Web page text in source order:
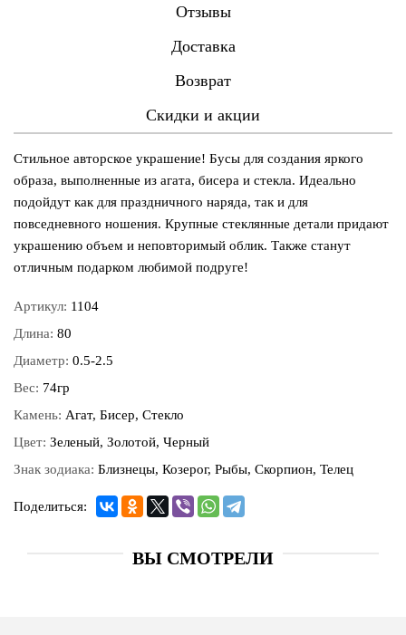
Отзывы
Доставка
Возврат
Скидки и акции
Стильное авторское украшение! Бусы для создания яркого
образа, выполненные из агата, бисера и стекла. Идеально
подойдут как для праздничного наряда, так и для
повседневного ношения. Крупные стеклянные детали придают
украшению объем и неповторимый облик. Также станут
отличным подарком любимой подруге!
Артикул: 1104
Длина: 80
Диаметр: 0.5-2.5
Вес: 74гр
Камень: Агат, Бисер, Стекло
Цвет: Зеленый, Золотой, Черный
Знак зодиака: Близнецы, Козерог, Рыбы, Скорпион, Телец
Поделиться:
ВЫ СМОТРЕЛИ